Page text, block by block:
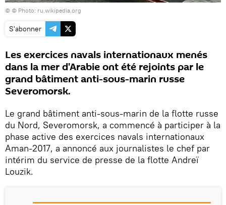
© © Photo: ru.wikipedia.org
S'abonner
Les exercices navals internationaux menés
dans la mer d'Arabie ont été rejoints par le
grand bâtiment anti-sous-marin russe
Severomorsk.
Le grand bâtiment anti-sous-marin de la flotte russe
du Nord, Severomorsk, a commencé à participer à la
phase active des exercices navals internationaux
Aman-2017, a annoncé aux journalistes le chef par
intérim du service de presse de la flotte Andreï
Louzik.